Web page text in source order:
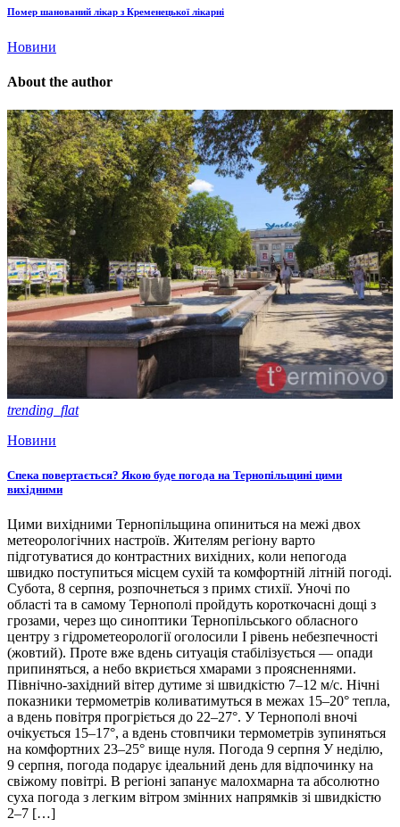
Помер шанований лікар з Кременецької лікарні
Новини
About the author
trending_flat
Новини
Спека повертається? Якою буде погода на Тернопільщині цими
вихідними
Цими вихідними Тернопільщина опиниться на межі двох
метеорологічних настроїв. Жителям регіону варто
підготуватися до контрастних вихідних, коли непогода
швидко поступиться місцем сухій та комфортній літній погоді.
Субота, 8 серпня, розпочнеться з примх стихії. Уночі по
області та в самому Тернополі пройдуть короткочасні дощі з
грозами, через що синоптики Тернопільського обласного
центру з гідрометеорології оголосили І рівень небезпечності
(жовтий). Проте вже вдень ситуація стабілізується — опади
припиняться, а небо вкриється хмарами з проясненнями.
Північно-західний вітер дутиме зі швидкістю 7–12 м/с. Нічні
показники термометрів коливатимуться в межах 15–20° тепла,
а вдень повітря прогріється до 22–27°. У Тернополі вночі
очікується 15–17°, а вдень стовпчики термометрів зупиняться
на комфортних 23–25° вище нуля. Погода 9 серпня У неділю,
9 серпня, погода подарує ідеальний день для відпочинку на
свіжому повітрі. В регіоні запанує малохмарна та абсолютно
суха погода з легким вітром змінних напрямків зі швидкістю
2–7 […]